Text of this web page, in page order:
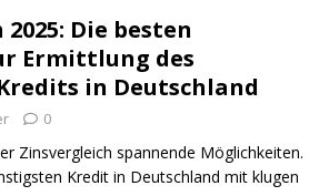
Die besten
Ermittlung des
in Deutschland
0
Zinsvergleich spannende Möglichkeiten.
Kredit in Deutschland mit klugen